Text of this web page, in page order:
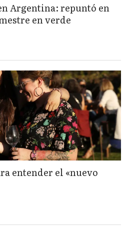
Argentina: repuntó en
en verde
entender el «nuevo